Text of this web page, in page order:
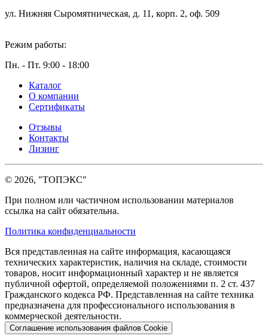
ул. Нижняя Сыромятническая, д. 11, корп. 2, оф. 509
Режим работы:
Пн. - Пт. 9:00 - 18:00
Каталог
О компании
Сертификаты
Отзывы
Контакты
Лизинг
© 2026, "ТОПЭКС"
При полном или частичном использовании материалов
ссылка на сайт обязательна.
Политика конфиденциальности
Вся представленная на сайте информация, касающаяся
технических характеристик, наличия на складе, стоимости
товаров, носит информационный характер и не является
публичной офертой, определяемой положениями п. 2 ст. 437
Гражданского кодекса РФ. Представленная на сайте техника
предназначена для профессионального использования в
коммерческой деятельности.
Соглашение использования файлов Cookie